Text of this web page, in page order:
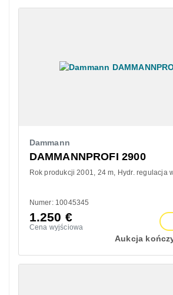
Dammann
DAMMANNPROFI 2900
Rok produkcji 2001 24 m Hydr. regulacja
Numer: 10045345
1.250 €
Cena wyjściowa
Aukcja